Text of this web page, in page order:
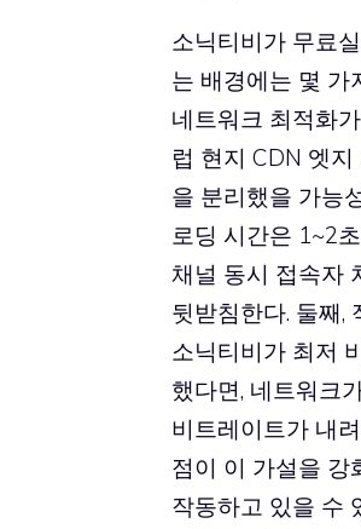
소닉티비가 무료
는 배경에는 몇 가
네트워크 최적화
럽 현지 CDN 엣
을 분리했을 가능
로딩 시간은 1~2
채널 동시 접속자
뒷받침한다. 둘째,
소닉티비가 최저
했다면, 네트워크
비트레이트가 내
점이 이 가설을 강
작동하고 있을 수